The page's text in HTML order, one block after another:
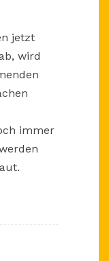
jetzt
wird
immer